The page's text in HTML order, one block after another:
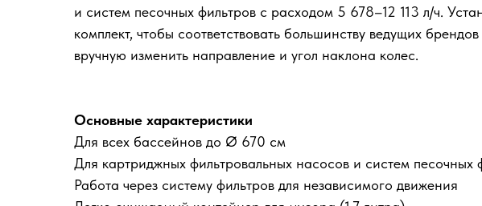
и систем песочных фильтров с расходом 5 678–12 113 л/ч.
комплект, чтобы соответствовать большинству ведущих
вручную изменить направление и угол наклона колес.
Основные характеристики
Для всех бассейнов до Ø 670 см
Для картриджных фильтровальных насосов и систем песочных
Работа через систему фильтров для независимого движения